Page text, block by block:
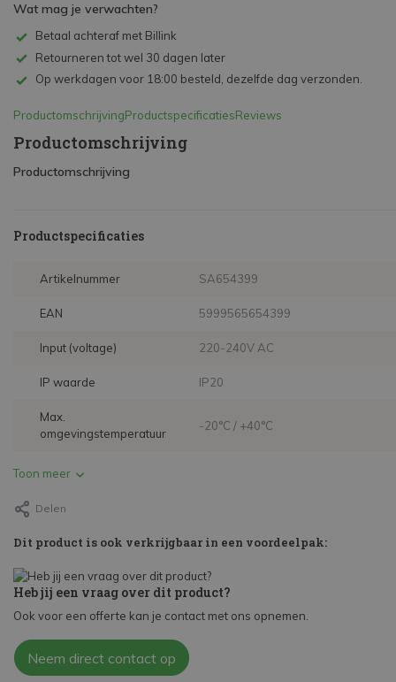
Wat mag je verwachten?
Betaal achteraf met Billink
Retourneren tot wel 30 dagen later
Op werkdagen voor 18:00 besteld, dezelfde dag verzonden.
ProductomschrijvingProductspecificatiesReviews
Productomschrijving
Productomschrijving
Productspecificaties
Artikelnummer SA654399
EAN 5999565654399
Input (voltage) 220-240V AC
IP waarde IP20
Max.
omgevingstemperatuur
-20°C / +40°C
Toon meer
Delen
Dit product is ook verkrijgbaar in een voordeelpak:
Heb jij een vraag over dit product?
Ook voor een offerte kan je contact met ons opnemen.
Neem direct contact op